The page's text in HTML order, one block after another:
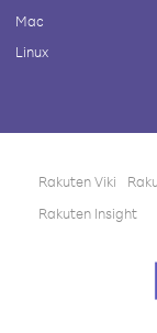
Mac
Linux
Rakuten Viki
Rakuten Insight